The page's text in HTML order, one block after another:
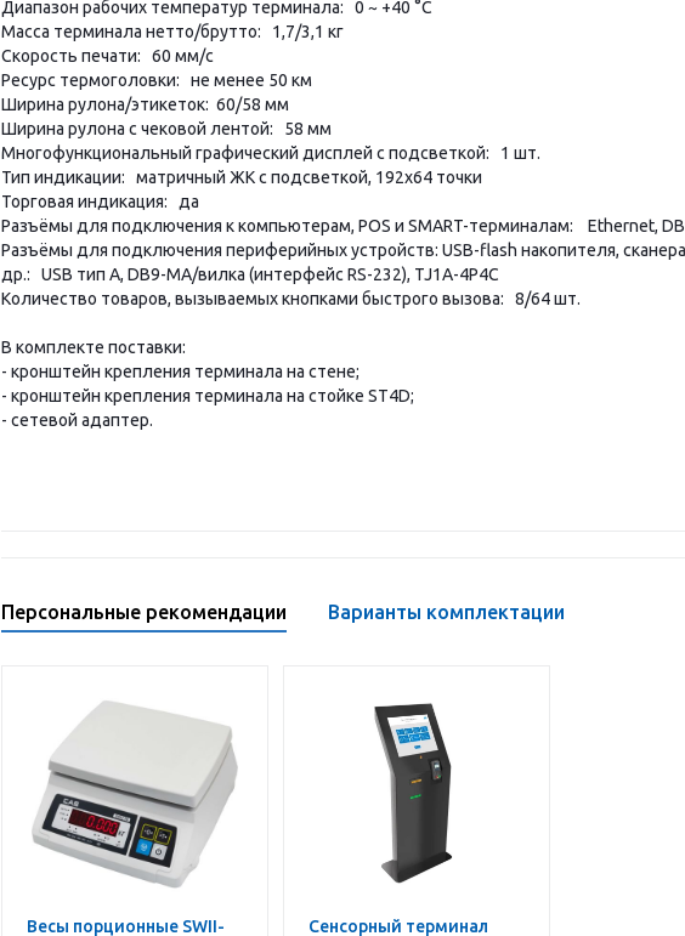
Диапазон рабочих температур терминала: 0 ~ +40 °C
Масса терминала нетто/брутто: 1,7/3,1 кг
Скорость печати: 60 мм/с
Ресурс термоголовки: не менее 50 км
Ширина рулона/этикеток: 60/58 мм
Ширина рулона с чековой лентой: 58 мм
Многофункциональный графический дисплей с подсветкой: 1 шт.
Тип индикации: матричный ЖК с подсветкой, 192х64 точки
Торговая индикация: да
Разъёмы для подключения к компьютерам, POS и SMART-терминалам: Ethernet,
Разъёмы для подключения периферийных устройств: USB-flash накопителя,
др.: USB тип А, DB9-MА/вилка (интерфейс RS-232), TJ1A-4P4C
Количество товаров, вызываемых кнопками быстрого вызова: 8/64 шт.
В комплекте поставки:
- кронштейн крепления терминала на стене;
- кронштейн крепления терминала на стойке ST4D;
- сетевой адаптер.
Персональные рекомендации Варианты комплектации
Весы порционные SWII- Сенсорный терминал